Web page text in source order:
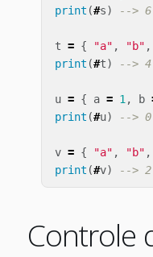
print (#s) --> 6
t = { "a" , "b" ,
print (#t) --> 4
u = { a = 1 , b
print (#u) --> 0
v = { "a" , "b" ,
print (#v) --> 2
Controle